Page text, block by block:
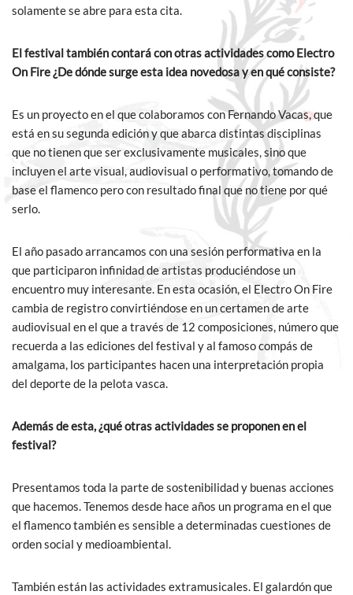
solamente se abre para esta cita.
El festival también contará con otras actividades como Electro
On Fire ¿De dónde surge esta idea novedosa y en qué consiste?
Es un proyecto en el que colaboramos con Fernando Vacas, que
está en su segunda edición y que abarca distintas disciplinas
que no tienen que ser exclusivamente musicales, sino que
incluyen el arte visual, audiovisual o performativo, tomando de
base el flamenco pero con resultado final que no tiene por qué
serlo.
El año pasado arrancamos con una sesión performativa en la
que participaron infinidad de artistas produciéndose un
encuentro muy interesante. En esta ocasión, el Electro On Fire
cambia de registro convirtiéndose en un certamen de arte
audiovisual en el que a través de 12 composiciones, número que
recuerda a las ediciones del festival y al famoso compás de
amalgama, los participantes hacen una interpretación propia
del deporte de la pelota vasca.
Además de esta, ¿qué otras actividades se proponen en el
festival?
Presentamos toda la parte de sostenibilidad y buenas acciones
que hacemos. Tenemos desde hace años un programa en el que
el flamenco también es sensible a determinadas cuestiones de
orden social y medioambiental.
También están las actividades extramusicales. El galardón que